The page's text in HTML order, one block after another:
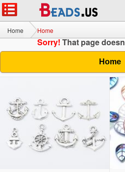
Home Home
Sorry!That page
Home